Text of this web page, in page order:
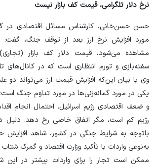
نرخ دلار تلگرامی، قیمت کف بازار نیست
حسن حسن‌خانی، کارشناس مسائل اقتصادی در
مورد افزایش نرخ ارز بعد از توقف جنگ، گفت:
مشاهده می‌شود، قیمت دلار کف بازار
سفته‌بازی و تورم انتظاری است که در کانال‌های
وی با بیان این‌که افزایش قیمت ارز می‌تواند دو
یکی در مورد گمانه‌زنی‌ها در مورد تداوم جنگ است؛
و ضعف اقتصادی رژیم اسرائیل، احتمال انجام
رژیم کم است، مگر اتفاق خاصی رخ دهد.
باتوجه به شرایط جنگی در کشور، شاهد افزایش
به‌نوعی واردات با تأکید وزارت اقتصاد و گمرک
ممکن است تجار را برای واردات بیشتر در این